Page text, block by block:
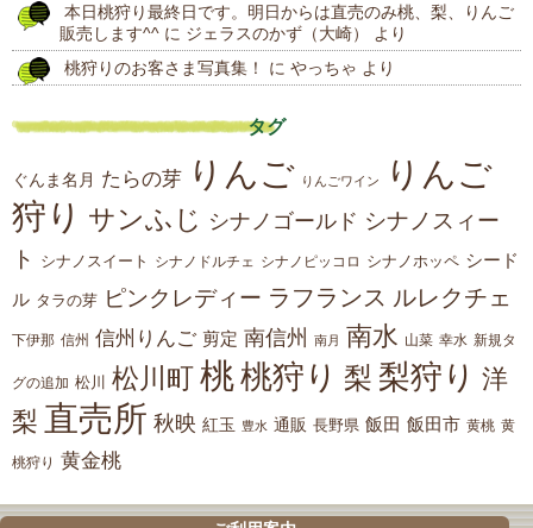
本日桃狩り最終日です。明日からは直売のみ桃、梨、りんご
販売します^^ に ジェラスのかず（大崎）
より
桃狩りのお客さま写真集！
に やっちゃ より
タグ
ぐんま名月 たらの芽 りんご りんごワイン
りんご
狩り サンふじ シナノゴールド シナノスィー
ト
シナノスイート シナノドルチェ シナノピッコロ シナノホッペ シード
ル タラの芽 ピンクレディー ラフランス ルレクチェ
下伊那 信州 信州りんご 剪定 南信州 南月 南水 山菜 幸水 新規タ
グの追加 松川 松川町 桃桃狩り 梨 梨狩り 洋
梨 直売所 秋映 紅玉 豊水 通販 長野県 飯田 飯田市 黄桃 黄
桃狩り 黄金桃